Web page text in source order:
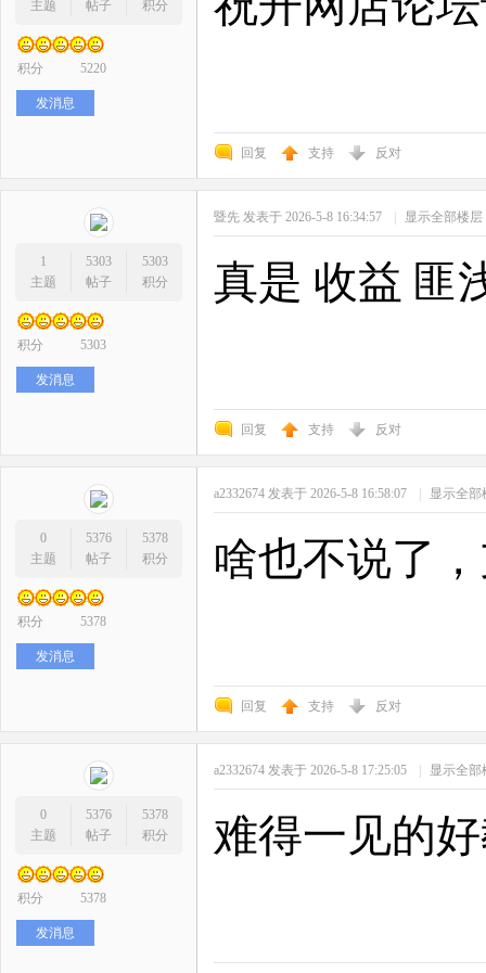
主题
帖子
积分
积分 5220
发消息
回复 支持 反对
1
主题
5303
帖子
5303
积分
积分 5303
发消息
暨先 发表于 2026-5-8 16:34:57 | 显示全部楼层
真是 收益 匪
回复 支持 反对
0
主题
5376
帖子
5378
积分
积分 5378
发消息
a2332674 发表于 2026-5-8 16:58:07 | 显示全部
啥也不说了
回复 支持 反对
0
主题
5376
帖子
5378
积分
积分 5378
发消息
a2332674 发表于 2026-5-8 17:25:05 | 显示全部
难得一见的